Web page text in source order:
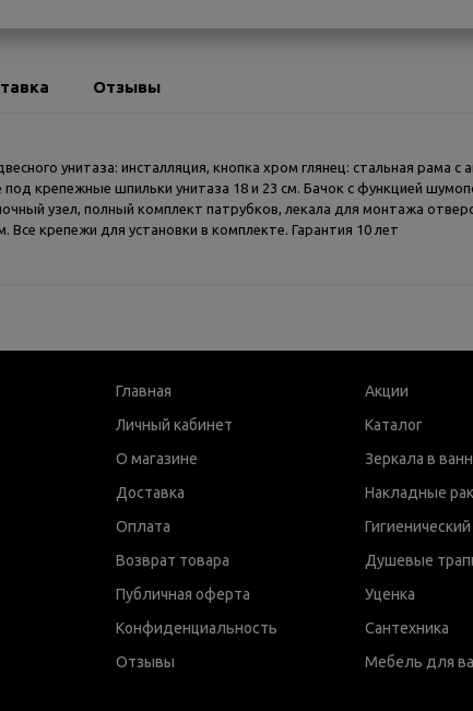
Отзывы
унитаза: инсталляция, кнопка хром глянец: cтальная рама
крепежные шпильки унитаза 18 и 23 см. Бачок с функцией
узел, полный комплект патрубков, лекала для монтажа
крепежи для установки в комплекте. Гарантия 10 лет
Главная
Личный кабинет
О магазине
Доставка
Оплата
Возврат товара
Публичная оферта
Конфиденциальность
Отзывы
Акции
Каталог
Зеркала в
Накладные
Душевые
Уценка
Сантехника
Мебель для